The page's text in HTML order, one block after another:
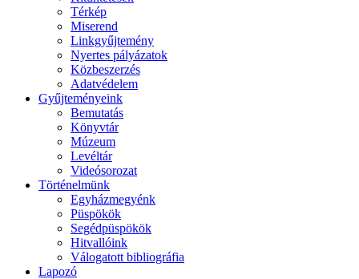
Térkép
Miserend
Linkgyűjtemény
Nyertes pályázatok
Közbeszerzés
Adatvédelem
Gyűjteményeink
Bemutatás
Könyvtár
Múzeum
Levéltár
Videósorozat
Történelmünk
Egyházmegyénk
Püspökök
Segédpüspökök
Hitvallóink
Válogatott bibliográfia
Lapozó